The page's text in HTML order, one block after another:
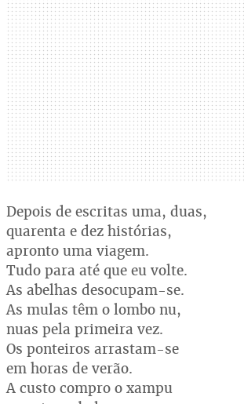
Depois de escritas uma, duas,
quarenta e dez histórias,
apronto uma viagem.
Tudo para até que eu volte.
As abelhas desocupam-se.
As mulas têm o lombo nu,
nuas pela primeira vez.
Os ponteiros arrastam-se
em horas de verão.
A custo compro o xampu